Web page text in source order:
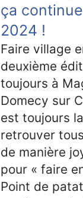
ça
2024 !
Faire village
deuxième
toujours à
Domecy sur
est toujours
retrouver
de manière
pour « faire
Point de